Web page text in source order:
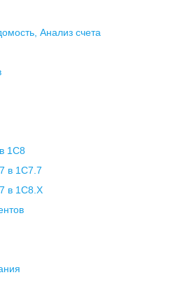
Анализ счета
1C8
в 1C7.7
в 1C8.X